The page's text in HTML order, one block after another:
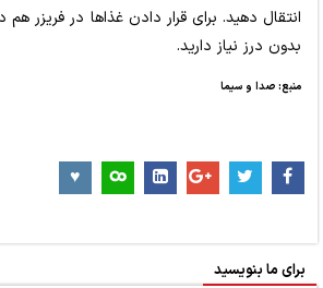
انتقال دهید. برای قرار دادن غذاها در فریزر هم
بدون درز نیاز دارید.
منبع: صدا و سیما
برای ما بنویسید